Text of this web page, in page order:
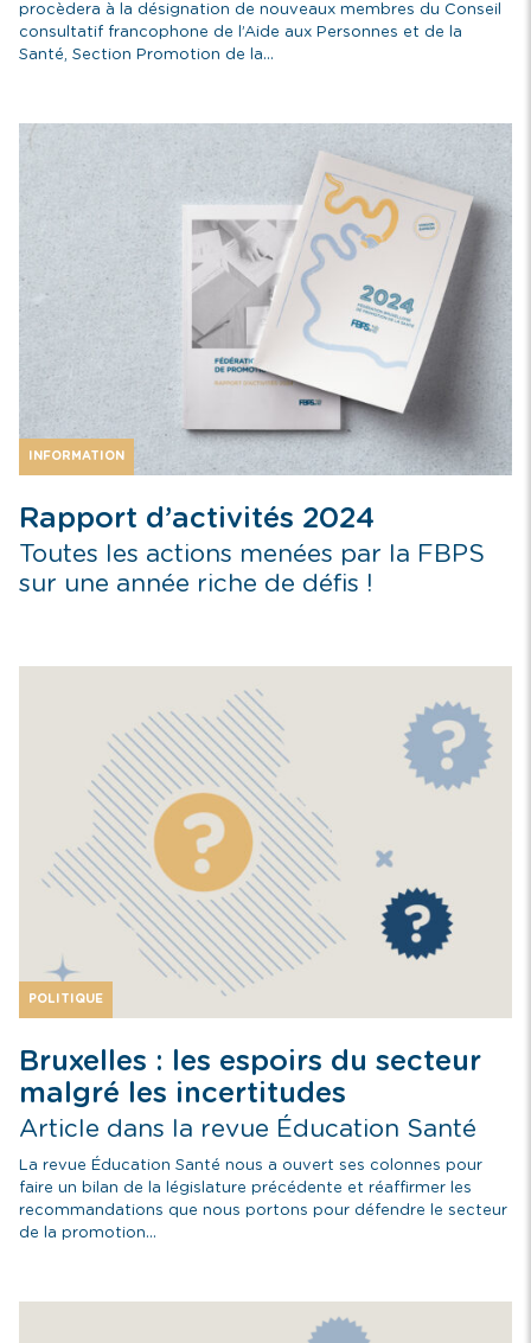
procèdera à la désignation de nouveaux membres du Conseil
consultatif francophone de l’Aide aux Personnes et de la
Santé, Section Promotion de la...
INFORMATION
Rapport d’activités 2024
Toutes les actions menées par la FBPS
sur une année riche de défis !
POLITIQUE
Bruxelles : les espoirs du secteur
malgré les incertitudes
Article dans la revue Éducation Santé
La revue Éducation Santé nous a ouvert ses colonnes pour
faire un bilan de la législature précédente et réaffirmer les
recommandations que nous portons pour défendre le secteur
de la promotion...